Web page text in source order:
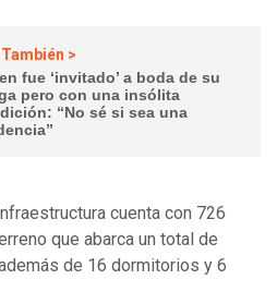
También >
fue ‘invitado’ a boda de su
pero con una insólita
“No sé si sea una
cuenta con 726
que abarca un total de
de 16 dormitorios y 6